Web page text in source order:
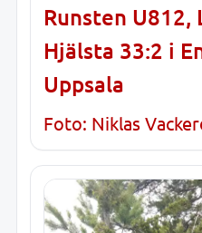
Runsten U812,
Hjälsta 33:2 i
Uppsala
Foto: Niklas